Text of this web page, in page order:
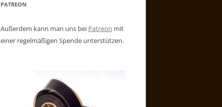
PATREON
Außerdem kann man uns bei Patreon mit
einer regelmäßigen Spende unterstützen.